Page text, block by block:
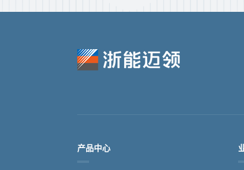
产品中心